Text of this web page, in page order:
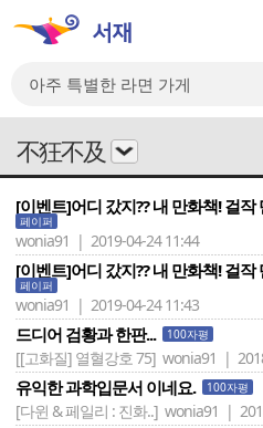
不狂不及
[이벤트]어디 갔지?? 내 만화책! 걸
페이퍼
wonia91 | 2019-04-24 11:44
[이벤트]어디 갔지?? 내 만화책! 걸
페이퍼
wonia91 | 2019-04-24 11:43
드디어 검황과 한판... 100자평
[[고화질] 열혈강호 75] wonia91 |
유익한 과학입문서 이네요. 100자평
[다윈 & 페일리 : 진화..] wonia91 |